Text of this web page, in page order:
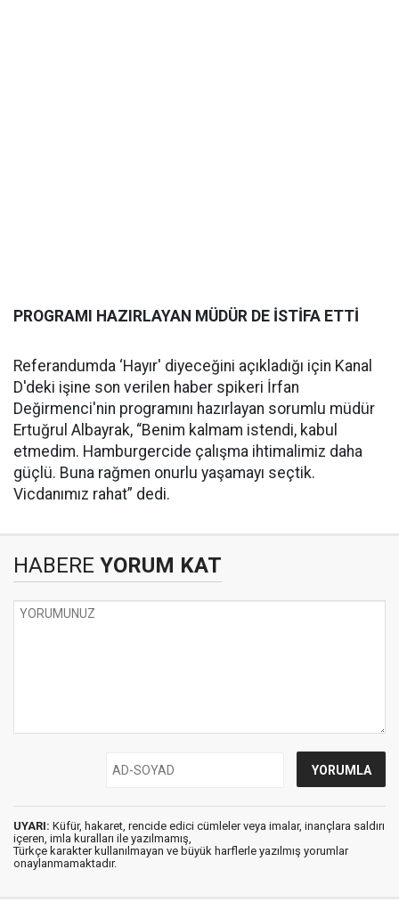
PROGRAMI HAZIRLAYAN MÜDÜR DE İSTİFA ETTİ
Referandumda ‘Hayır' diyeceğini açıkladığı için Kanal
D'deki işine son verilen haber spikeri İrfan
Değirmenci'nin programını hazırlayan sorumlu müdür
Ertuğrul Albayrak, “Benim kalmam istendi, kabul
etmedim. Hamburgercide çalışma ihtimalimiz daha
güçlü. Buna rağmen onurlu yaşamayı seçtik.
Vicdanımız rahat” dedi.
HABERE YORUM KAT
UYARI: Küfür, hakaret, rencide edici cümleler veya imalar, inançlara saldırı
içeren, imla kuralları ile yazılmamış,
Türkçe karakter kullanılmayan ve büyük harflerle yazılmış yorumlar
onaylanmamaktadır.